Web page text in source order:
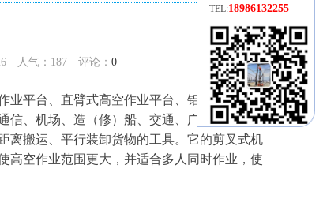
人气： 187评论： 0
业平台、直臂式高空作业平台、铝合金高空作
信、机场、造（修）船、交通、广告、摄影等
离搬运、平行装卸货物的工具。它的剪叉式机
高空作业范围更大，并适合多人同时作业，使
TEL:18986132255